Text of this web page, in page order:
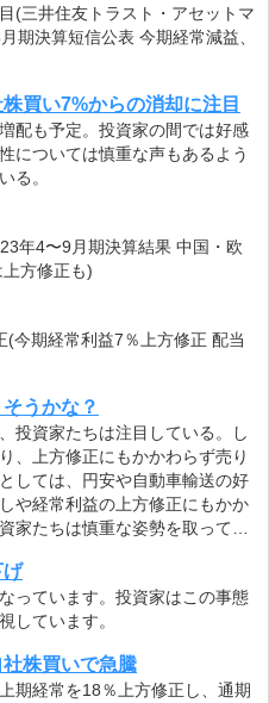
(三井住友トラスト・アセットマ
期決算短信公表 今期経常減益、
買い7%からの消却に注目
配も予定。投資家の間では好感
については慎重な声もあるよう
る。
年4〜9月期決算結果 中国・欧
方修正も)
(今期経常利益7％上方修正 配当
うかな？
投資家たちは注目している。し
、上方修正にもかかわらず売り
しては、円安や自動車輸送の好
や経常利益の上方修正にもかか
家たちは慎重な姿勢を取って…
げ
っています。投資家はこの事態
しています。
社株買いで急騰
期経常を18％上方修正し、通期